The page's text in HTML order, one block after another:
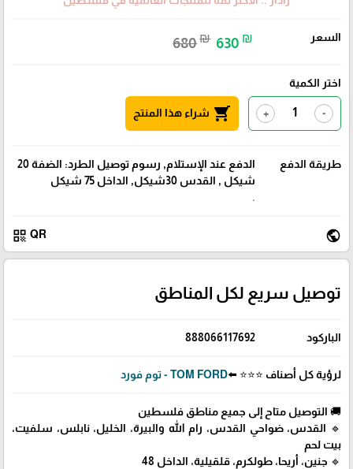
السعر 680₪ 630 ₪
اختر الكمية
-
+
shopping_cart شراء هذا المنتج
طريقة الدفع
الدفع عند الإستلام, رسوم توصيل الطرد: الضفة 20
شيكل , القدس 30شيكل, الداخل 75 شيكل
.
public
QR
qr_code
توصيل سريع لكل المناطق
الباركود 888066117692
لرؤية كل أصناف ⭐⭐⭐ ⬅️TOM FORD - توم فورد
🚚 التوصيل متاح إلى جميع مناطق فلسطين
🔹 القدس، ضواحي القدس، رام الله والبيرة، الخليل، نابلس، سلفيت،
بيت لحم
🔹 جنين، أريحا، طولكرم، قلقيلية، الداخل 48